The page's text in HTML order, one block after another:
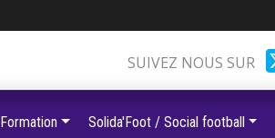
SUIVEZ NOUS SUR
Formation Solida'Foot / Social football